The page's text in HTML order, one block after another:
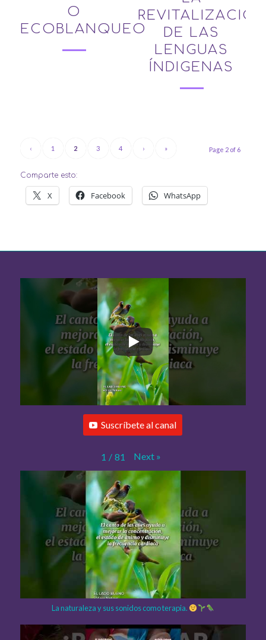
O
ECOBLANQUEO
DE LAS
LENGUAS
ÍNDIGENAS
Page 2 of 6
‹ 1 2 3 4 › »
Comparte esto:
X Facebook WhatsApp
Suscríbete al canal
1 / 81 Next »
La naturaleza y sus sonidos como terapia.